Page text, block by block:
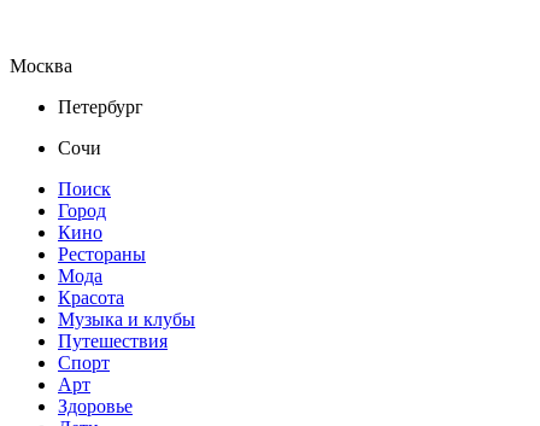
Москва
Петербург
Сочи
Поиск
Город
Кино
Рестораны
Мода
Красота
Музыка и клубы
Путешествия
Спорт
Арт
Здоровье